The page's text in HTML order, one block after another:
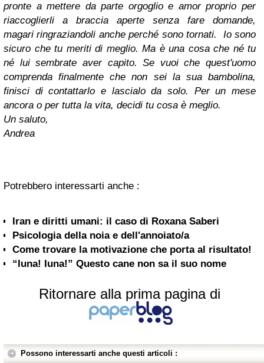
pronte a mettere da parte orgoglio e amor proprio per
riaccoglierli a braccia aperte senza fare domande,
magari ringraziandoli anche perché sono tornati. Io sono
sicuro che tu meriti di meglio. Ma è una cosa che né tu
né lui sembrate aver capito. Se vuoi che quest'uomo
comprenda finalmente che non sei la sua bambolina,
finisci di contattarlo e lascialo da solo. Per un mese
ancora o per tutta la vita, decidi tu cosa è meglio.
Un saluto,
Andrea
Potrebbero interessarti anche :
Iran e diritti umani: il caso di Roxana Saberi
Psicologia della noia e dell'annoiato/a
Come trovare la motivazione che porta al risultato!
“Iuna! Iuna!” Questo cane non sa il suo nome
Ritornare alla prima pagina di
Possono interessarti anche questi articoli :